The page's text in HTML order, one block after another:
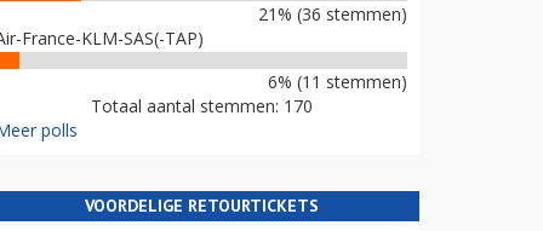
21% (36 stemmen)
France-KLM-SAS(-TAP)
6% (11 stemmen)
Totaal aantal stemmen: 170
polls
VOORDELIGE RETOURTICKETS